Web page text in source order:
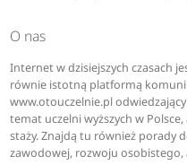
O nas
Internet w dzisiejszych czasach
równie istotną platformą
www.otouczelnie.pl
temat uczelni wyższych w
staży. Znajdą tu również porady
zawodowej, rozwoju osobistego,